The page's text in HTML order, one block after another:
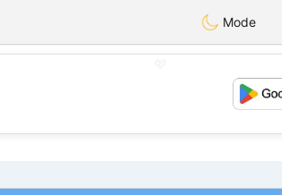
Mode